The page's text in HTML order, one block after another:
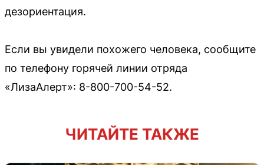
дезориентация.
Если вы увидели похожего человека, сообщите
по телефону горячей линии отряда
«ЛизаАлерт»: 8-800-700-54-52.
ЧИТАЙТЕ ТАКЖЕ